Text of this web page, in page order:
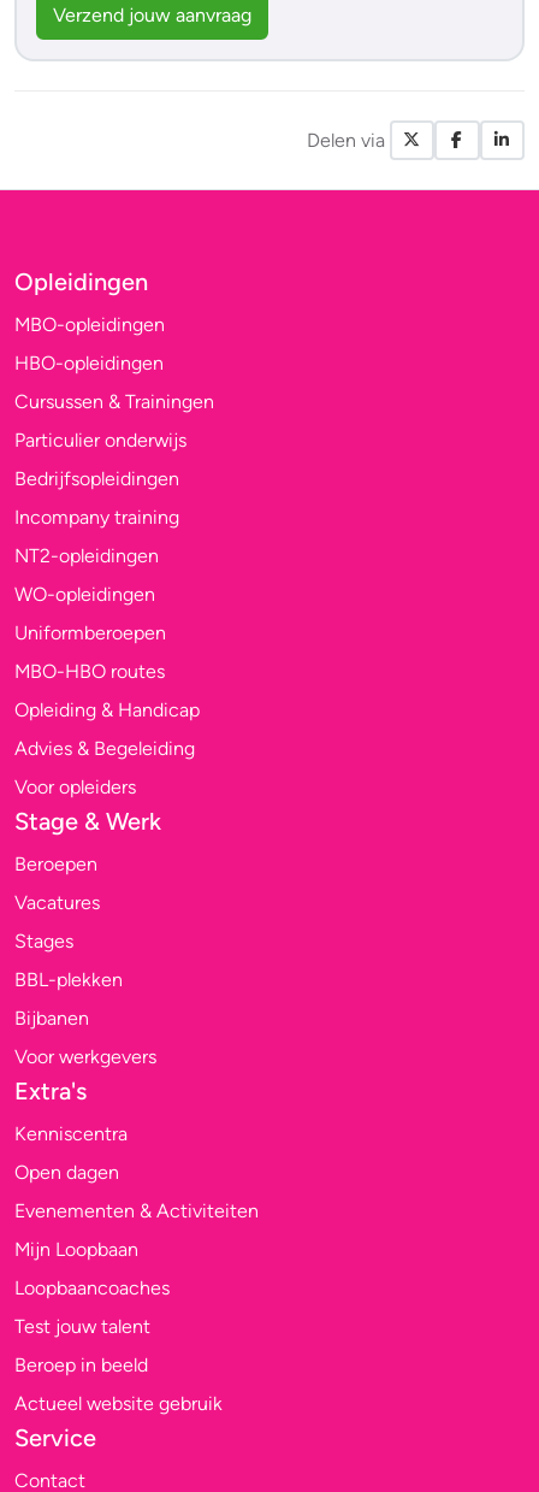
Verzend jouw aanvraag
Delen via X /
Opleidingen
MBO-opleidingen
HBO-opleidingen
Cursussen & Trainingen
Particulier onderwijs
Bedrijfsopleidingen
Incompany training
NT2-opleidingen
WO-opleidingen
Uniformberoepen
MBO-HBO routes
Opleiding & Handicap
Advies & Begeleiding
Voor opleiders
Stage & Werk
Beroepen
Vacatures
Stages
BBL-plekken
Bijbanen
Voor werkgevers
Extra's
Kenniscentra
Open dagen
Evenementen & Activiteiten
Mijn Loopbaan
Loopbaancoaches
Test jouw talent
Beroep in beeld
Actueel website gebruik
Service
Contact